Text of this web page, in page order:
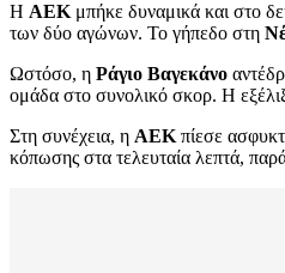
Η ΑΕΚ μπήκε δυναμικά και στο
των δύο αγώνων. Το γήπεδο στη
Ωστόσο, η Ράγιο Βαγεκάνο
ομάδα στο συνολικό σκορ. Η
Στη συνέχεια, η ΑΕΚ πίεσε
κόπωσης στα τελευταία λεπτά,